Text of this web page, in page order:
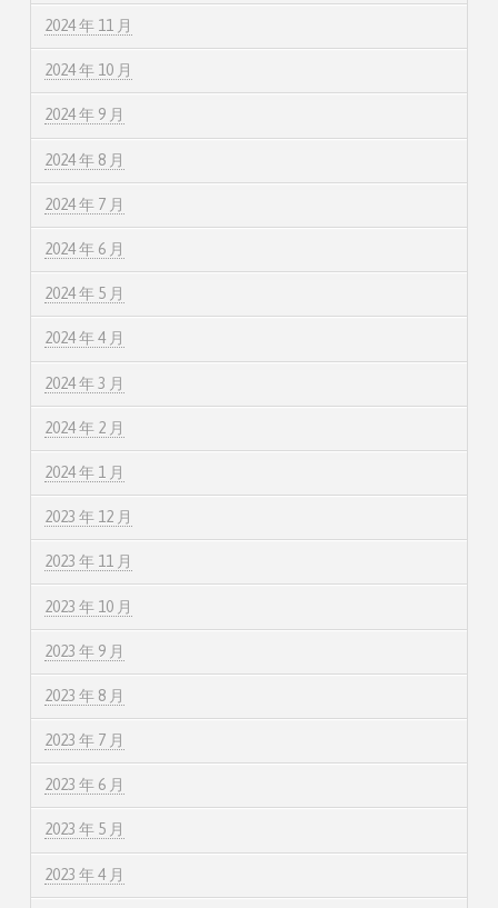
2024 年 11 月
2024 年 10 月
2024 年 9 月
2024 年 8 月
2024 年 7 月
2024 年 6 月
2024 年 5 月
2024 年 4 月
2024 年 3 月
2024 年 2 月
2024 年 1 月
2023 年 12 月
2023 年 11 月
2023 年 10 月
2023 年 9 月
2023 年 8 月
2023 年 7 月
2023 年 6 月
2023 年 5 月
2023 年 4 月